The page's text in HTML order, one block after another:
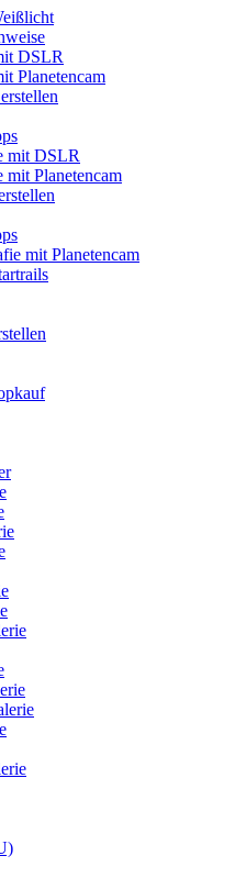
DSLR
Planetencam
mit DSLR
Planetencam
mit Planetencam